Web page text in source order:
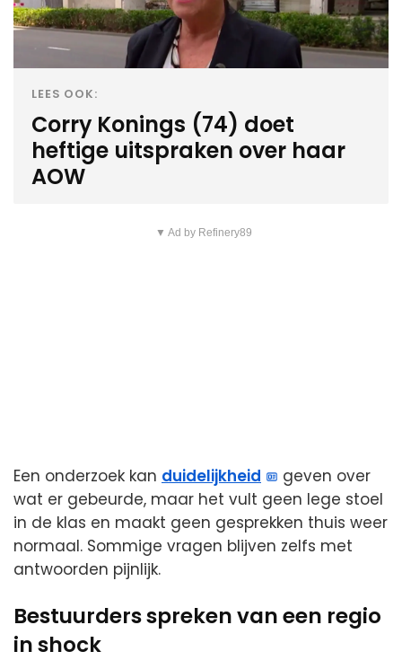
LEES OOK:
Corry Konings (74) doet
heftige uitspraken over haar
AOW
▼ Ad by Refinery89
Een onderzoek kan duidelijkheid
geven over
wat er gebeurde, maar het vult geen lege stoel
in de klas en maakt geen gesprekken thuis weer
normaal. Sommige vragen blijven zelfs met
antwoorden pijnlijk.
Bestuurders spreken van een regio
in shock